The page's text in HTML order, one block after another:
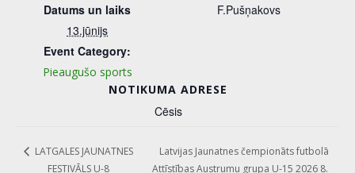
Datums un laiks
13.jūnijs
Event Category:
Pieaugušo sports
NOTIKUMA ADRESE
Cēsis
F.Pušņakovs
LATGALES JAUNATNES
FESTIVĀLS U-8
Latvijas Jaunatnes čempionāts futbolā
Attīstības Austrumu grupa U-15 2026 8.